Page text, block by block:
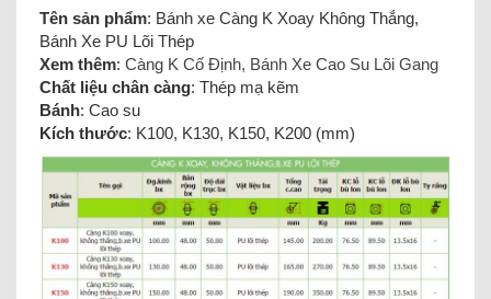
Tên sản phẩm: Bánh xe Càng K Xoay Không Thắng,
Bánh Xe PU Lõi Thép
Xem thêm: Càng K Cố Định, Bánh Xe Cao Su Lõi Gang
Chất liệu chân càng: Thép mạ kẽm
Bánh: Cao su
Kích thước: K100, K130, K150, K200 (mm)